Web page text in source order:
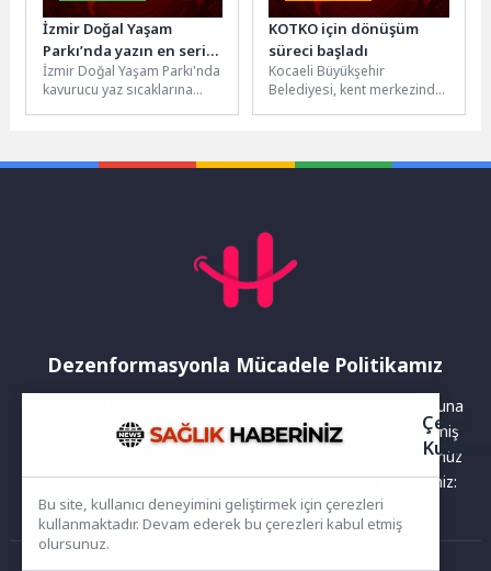
İzmir Doğal Yaşam
Parkı’nda yazın en serin
ziyafeti
İzmir Doğal Yaşam Parkı'nda
kavurucu yaz sıcaklarına
KOTKO için dönüşüm
süreci başladı
Kocaeli Büyükşehir
Belediyesi, kent merkezinde
Dezenformasyonla Mücadele Politikamız
Yayınlanan haberler doğruluk ilkesi gözetilerek hazırlanır. Buna
rağmen bazı içeriklerde eksik, hatalı veya güncelliğini yitirmiş
bilgiler bulunabilir.Yanlış veya yanıltıcı olduğunu düşündüğünüz
haberleri aşağıdaki iletişim kanallarından bize bildirebilirsiniz:
Çerez
Bu site, kullanıcı deneyimini geliştirmek için çerezleri
kullanmaktadır. Devam ederek bu çerezleri kabul etmiş
olursunuz.